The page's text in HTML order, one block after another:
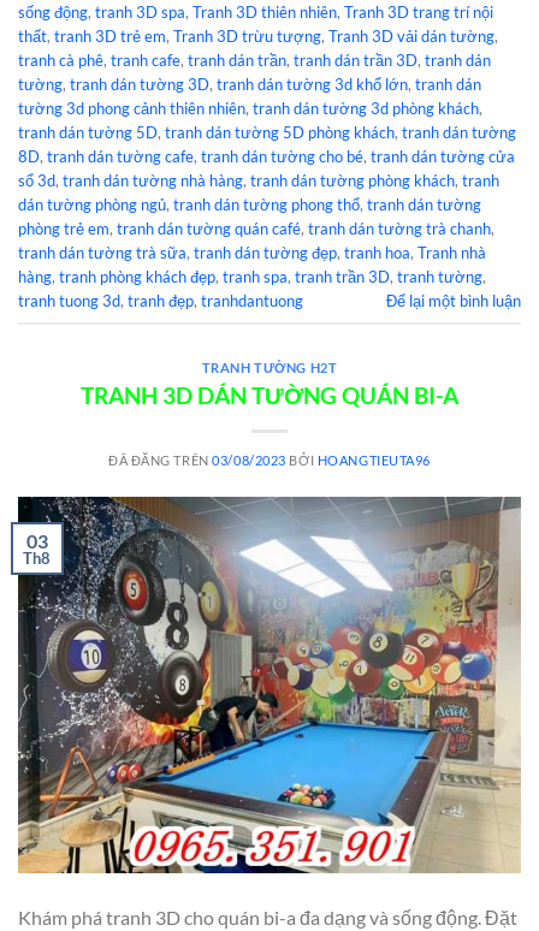
sống động, tranh 3D spa, Tranh 3D thiên nhiên, Tranh 3D trang trí nội
thất, tranh 3D trẻ em, Tranh 3D trừu tượng, Tranh 3D vải dán tường,
tranh cà phê, tranh cafe, tranh dán trần, tranh dán trần 3D, tranh dán
tường, tranh dán tường 3D, tranh dán tường 3d khổ lớn, tranh dán
tường 3d phong cảnh thiên nhiên, tranh dán tường 3d phòng khách,
tranh dán tường 5D, tranh dán tường 5D phòng khách, tranh dán tường
8D, tranh dán tường cafe, tranh dán tường cho bé, tranh dán tường cửa
sổ 3d, tranh dán tường nhà hàng, tranh dán tường phòng khách, tranh
dán tường phòng ngủ, tranh dán tường phong thổ, tranh dán tường
phòng trẻ em, tranh dán tường quán café, tranh dán tường trà chanh,
tranh dán tường trà sữa, tranh dán tường đẹp, tranh hoa, Tranh nhà
hàng, tranh phòng khách đẹp, tranh spa, tranh trần 3D, tranh tường,
tranh tuong 3d, tranh đẹp, tranhdantuong Để lại một bình luận
TRANH TƯỜNG H2T
TRANH 3D DÁN TƯỜNG QUÁN BI-A
ĐÃ ĐĂNG TRÊN03/08/2023 BỞI HOANGTIEUTA96
03
Th8
Khám phá tranh 3D cho quán bi-a đa dạng và sống động. Đặt